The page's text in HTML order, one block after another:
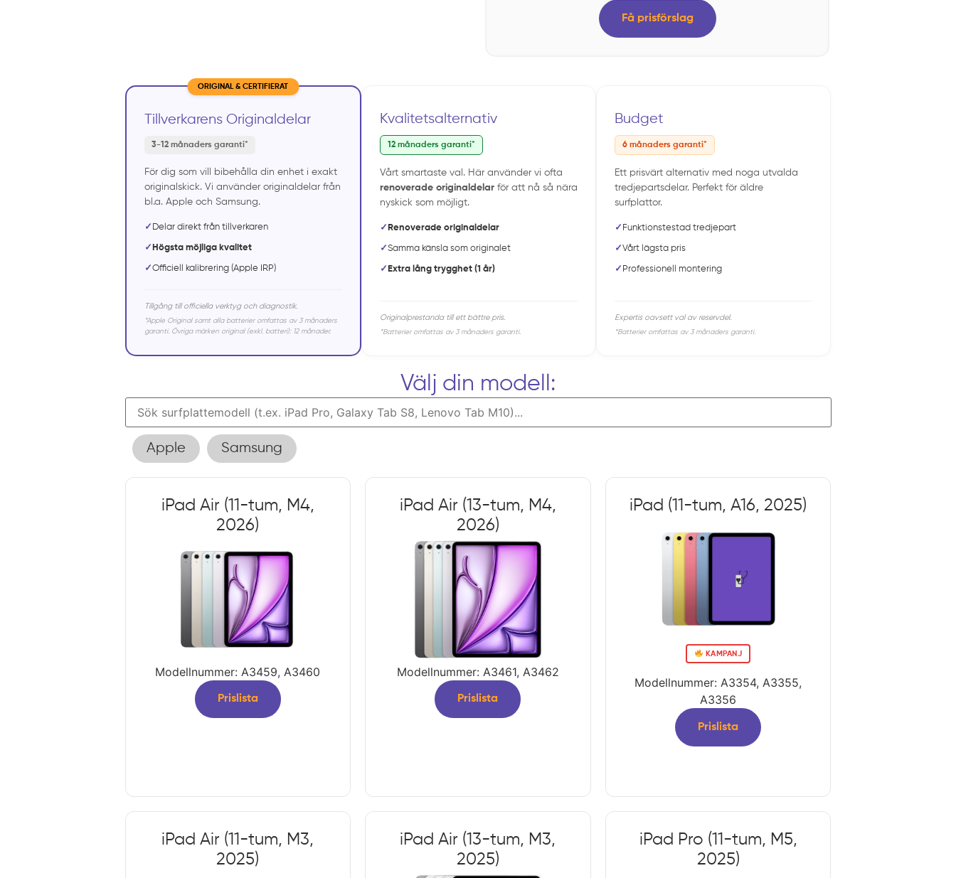
Få prisförslag
ORIGINAL & CERTIFIERAT
Tillverkarens Originaldelar
3-12 månaders garanti*
För dig som vill bibehålla din enhet i exakt
originalskick. Vi använder originaldelar från
bl.a. Apple och Samsung.
✓ Delar direkt från tillverkaren
✓ Högsta möjliga kvalitet
✓Officiell kalibrering (Apple IRP)
Tillgång till officiella verktyg och diagnostik.
*Apple Original samt alla batterier omfattas av 3 månaders
garanti. Övriga märken original (exkl. batteri): 12 månader.
Kvalitetsalternativ
12 månaders garanti*
Vårt smartaste val. Här använder vi ofta
renoverade originaldelarför att nå så nära
nyskick som möjligt.
✓ Renoverade originaldelar
✓Samma känsla som originalet
✓ Extra lång trygghet (1 år)
Originalprestanda till ett bättre pris.
*Batterier omfattas av 3 månaders garanti.
Budget
6 månaders garanti*
Ett prisvärt alternativ med noga utvalda
tredjepartsdelar. Perfekt för äldre
surfplattor.
✓ Funktionstestad tredjepart
✓Vårt lägsta pris
✓ Professionell montering
Expertis oavsett val av reservdel.
*Batterier omfattas av 3 månaders garanti.
Välj din modell:
Apple Samsung
iPad Air (11-tum, M4,
2026)
Modellnummer: A3459, A3460
Prislista
iPad Air (13-tum, M4,
2026)
Modellnummer: A3461, A3462
Prislista
iPad (11-tum, A16, 2025)
KAMPANJ
Modellnummer: A3354, A3355,
A3356
Prislista
iPad Air (11-tum, M3,
2025)
iPad Air (13-tum, M3,
2025)
iPad Pro (11-tum, M5,
2025)